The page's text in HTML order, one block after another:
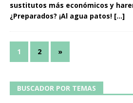
sustitutos más económicos y
¿Preparados? ¡Al agua patos! […]
1 2 »
BUSCADOR POR TEMAS